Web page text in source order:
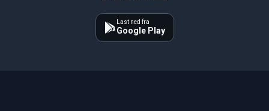
Last ned fra
Google Play